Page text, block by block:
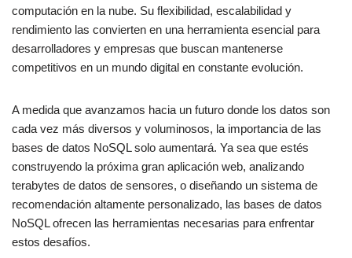
computación en la nube. Su flexibilidad, escalabilidad y
rendimiento las convierten en una herramienta esencial para
desarrolladores y empresas que buscan mantenerse
competitivos en un mundo digital en constante evolución.
A medida que avanzamos hacia un futuro donde los datos son
cada vez más diversos y voluminosos, la importancia de las
bases de datos NoSQL solo aumentará. Ya sea que estés
construyendo la próxima gran aplicación web, analizando
terabytes de datos de sensores, o diseñando un sistema de
recomendación altamente personalizado, las bases de datos
NoSQL ofrecen las herramientas necesarias para enfrentar
estos desafíos.